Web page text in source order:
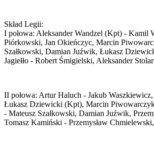
Skład Legii:
I połowa: Aleksander Wandzel (Kpt) - Kamil
Piórkowski, Jan Okieńczyc, Marcin
Szałkowski, Damian Juźwik, Łukasz
Jagiełło - Robert Śmigielski, Aleksander
II połowa: Artur Haluch - Jakub
Łukasz Dziewicki (Kpt), Marcin
- Mateusz Szałkowski, Damian Juźwik,
Tomasz Kamiński - Przemysław